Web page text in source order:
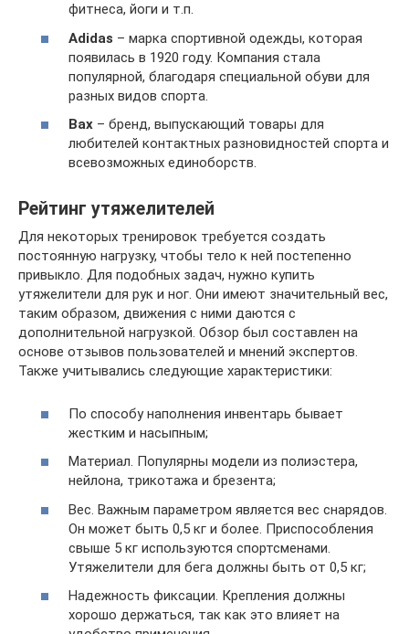
фитнеса, йоги и т.п.
Adidas – марка спортивной одежды, которая
появилась в 1920 году. Компания стала
популярной, благодаря специальной обуви для
разных видов спорта.
Bax – бренд, выпускающий товары для
любителей контактных разновидностей спорта и
всевозможных единоборств.
Рейтинг утяжелителей
Для некоторых тренировок требуется создать
постоянную нагрузку, чтобы тело к ней постепенно
привыкло. Для подобных задач, нужно купить
утяжелители для рук и ног. Они имеют значительный вес,
таким образом, движения с ними даются с
дополнительной нагрузкой. Обзор был составлен на
основе отзывов пользователей и мнений экспертов.
Также учитывались следующие характеристики:
По способу наполнения инвентарь бывает
жестким и насыпным;
Материал. Популярны модели из полиэстера,
нейлона, трикотажа и брезента;
Вес. Важным параметром является вес снарядов.
Он может быть 0,5 кг и более. Приспособления
свыше 5 кг используются спортсменами.
Утяжелители для бега должны быть от 0,5 кг;
Надежность фиксации. Крепления должны
хорошо держаться, так как это влияет на